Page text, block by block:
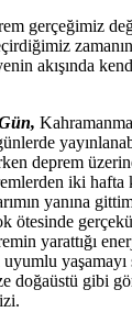
gerçeğimiz
akışında
deprem
iki hafta
yanına
ötesinde
yarattığı
doğaüstü gibi